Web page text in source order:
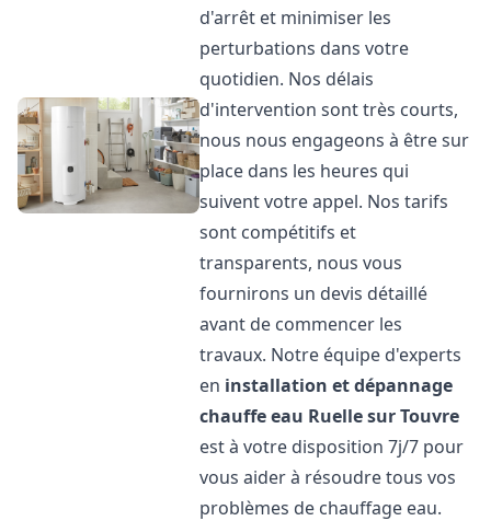
d'arrêt et minimiser les
perturbations dans votre
quotidien. Nos délais
d'intervention sont très courts,
nous nous engageons à être sur
place dans les heures qui
suivent votre appel. Nos tarifs
sont compétitifs et
transparents, nous vous
fournirons un devis détaillé
avant de commencer les
travaux. Notre équipe d'experts
en installation et dépannage
chauffe eau Ruelle sur Touvre
est à votre disposition 7j/7 pour
vous aider à résoudre tous vos
problèmes de chauffage eau.